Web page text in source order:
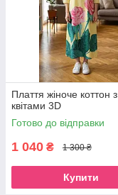
Плаття жіноче коттон з
квітами 3D
Готово до відправки
1 040 ₴ 1 300 ₴
Купити